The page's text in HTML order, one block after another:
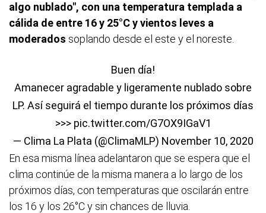
algo nublado", con una temperatura templada a
cálida de entre 16 y 25°C y vientos leves a
moderados soplando desde el este y el noreste.
Buen día!
Amanecer agradable y ligeramente nublado sobre
LP. Así seguirá el tiempo durante los próximos días
>>> pic.twitter.com/G7OX9IGaV1
— Clima La Plata (@ClimaMLP) November 10, 2020
En esa misma línea adelantaron que se espera que el
clima continúe de la misma manera a lo largo de los
próximos días, con temperaturas que oscilarán entre
los 16 y los 26°C y sin chances de lluvia.